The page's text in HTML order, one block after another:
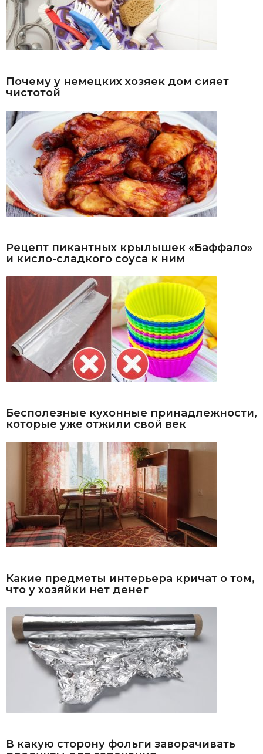
Почему у немецких хозяек дом сияет
чистотой
Рецепт пикантных крылышек «Баффало»
и кисло-сладкого соуса к ним
Бесполезные кухонные принадлежности,
которые уже отжили свой век
Какие предметы интерьера кричат о том,
что у хозяйки нет денег
В какую сторону фольги заворачивать